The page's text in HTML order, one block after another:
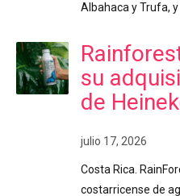
Albahaca y Trufa, y
su
de
julio 17, 2026
Costa Rica.
costarricense de